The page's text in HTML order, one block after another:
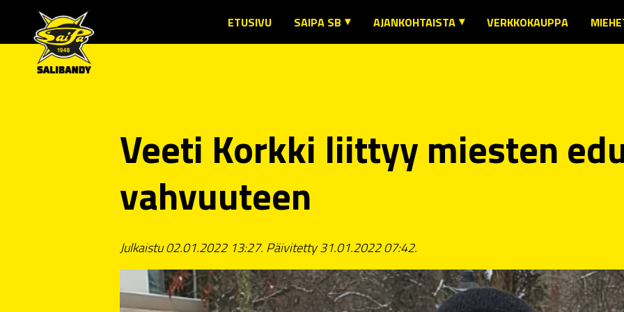
ETUSIVU SAIPA SB
JÄSENEDUT
SEURAN KAUSIKORTTI
LIIKUNTA- JA KULTTUURIETUJEN KÄYTTÖ
YHTEYSTIEDOT
AJANKOHTAISTA
MUIDEN JOUKKUEIDEN TIEDOTTEET
VERKKOKAUPPA
Veeti Korkki liittyy miesten
vahvuuteen
Julkaistu 02.01.2022 13:27. Päivitetty 31.01.2022 07:42.